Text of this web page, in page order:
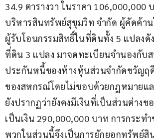
34.9 ตารางวา ในราคา 106,000,000
บริหารสินทรัพย์สุขุมวิท จำกัด ผู้คัดค้า
ผู้รับโอนกรรมสิทธิ์ในที่ดินทั้ง 5 แปลงดั
ที่ดิน 3 แปลง มาจดทะเบียนจำนองกับ
ประกันหนี้ของห้างหุ้นส่วนจำกัดขวัญฤ
ของสหกรณ์โดยไม่ชอบด้วยกฎหมายแ
ยังปรากฏว่ายังคงมีเงินที่เป็นส่วนต่าง
เป็นเงิน 290,000,000 บาท การกระท
พวกในส่วนนี้จึงเป็นการยักยอกทรัพย์